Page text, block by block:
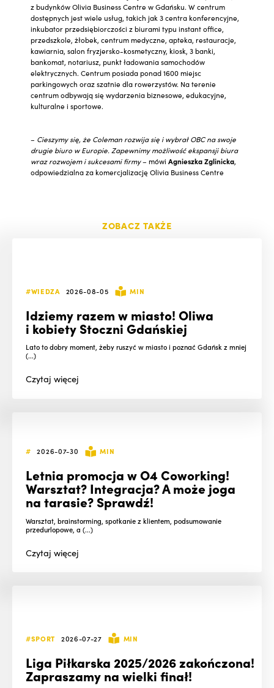
z budynków Olivia Business Centre w Gdańsku. W centrum
dostępnych jest wiele usług, takich jak 3 centra konferencyjne,
inkubator przedsiębiorczości z biurami typu instant office,
przedszkole, żłobek, centrum medyczne, apteka, restauracje,
kawiarnia, salon fryzjersko-kosmetyczny, kiosk, 3 banki,
bankomat, notariusz, punkt ładowania samochodów
elektrycznych. Centrum posiada ponad 1600 miejsc
parkingowych oraz szatnie dla rowerzystów. Na terenie
centrum odbywają się wydarzenia biznesowe, edukacyjne,
kulturalne i sportowe.
– Cieszymy się, że Coleman rozwija się i wybrał OBC na swoje
drugie biuro w Europie. Zapewnimy możliwość ekspansji biura
wraz rozwojem i sukcesami firmy– mówi Agnieszka Zglinicka,
odpowiedzialna za komercjalizację Olivia Business Centre
ZOBACZ TAKŻE
#WIEDZA 2026-08-05 MIN
Idziemy razem w miasto! Oliwa
i kobiety Stoczni Gdańskiej
Lato to dobry moment, żeby ruszyć w miasto i poznać Gdańsk z mniej
(...)
Czytajwięcej
# 2026-07-30 MIN
Letnia promocja w O4 Coworking!
Warsztat? Integracja? A może joga
na tarasie? Sprawdź!
Warsztat, brainstorming, spotkanie z klientem, podsumowanie
przedurlopowe, a (...)
Czytajwięcej
#SPORT 2026-07-27 MIN
Liga Piłkarska 2025/2026 zakończona!
Zapraszamy na wielki finał!